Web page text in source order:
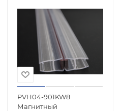
PVH04-901KW8
Магнитный